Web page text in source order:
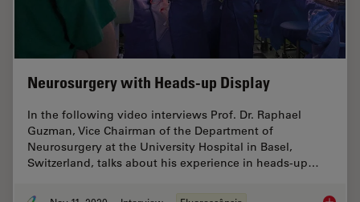
Neurosurgery with Heads-up Display
In the following video interviews Prof. Dr. Raphael
Guzman, Vice Chairman of the Department of
Neurosurgery at the University Hospital in Basel,
Switzerland, talks about his experience in heads-up…